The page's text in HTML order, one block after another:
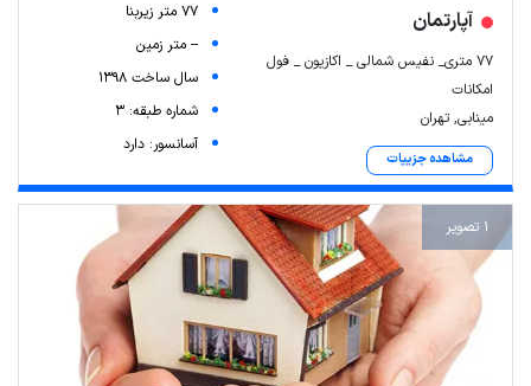
آپارتمان
۷۷ متری_ نفیس شمالی _ اکازیون _ فول
امکانات
مینابی, تهران
مشاهده جزییات
77 متر زیربنا
-- متر زمین
سال ساخت 1398
شماره طبقه: 3
آسانسور: دارد
1 تصویر